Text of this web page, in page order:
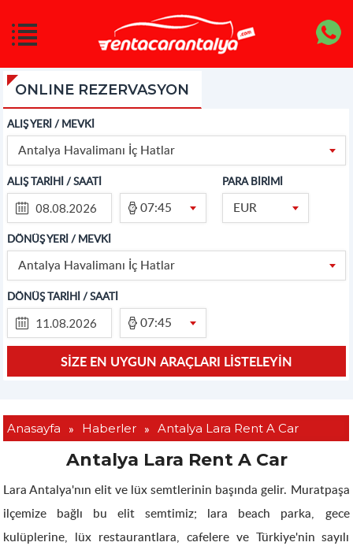
ONLINE REZERVASYON
ALIŞ YERİ / MEVKİ
Antalya Havalimanı İç Hatlar
ALIŞ TARİHİ / SAATİ
07:45
PARA BİRİMİ
EUR
DÖNÜŞ YERİ / MEVKİ
Antalya Havalimanı İç Hatlar
DÖNÜŞ TARİHİ / SAATİ
07:45
Anasayfa » Haberler » Antalya Lara Rent A Car
Antalya Lara Rent A Car
Lara Antalya'nın elit ve lüx semtlerinin başında gelir. Muratpaşa
ilçemize bağlı bu elit semtimiz; lara beach parka, gece
kulüplerine, lüx restaurantlara, cafelere ve Türkiye'nin sayılı